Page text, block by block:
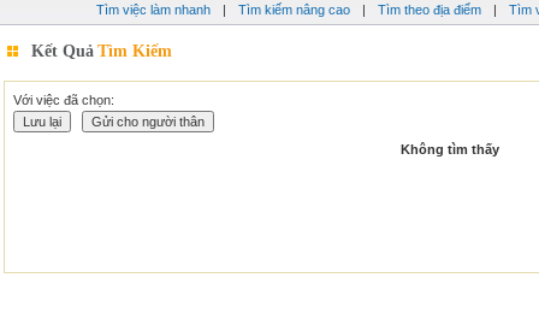
Tìm việc làm nhanh | Tìm kiếm nâng cao | Tìm theo địa điểm | Tìm
Kết Quả Tìm Kiếm
Với việc đã chọn:
Không tìm thấy